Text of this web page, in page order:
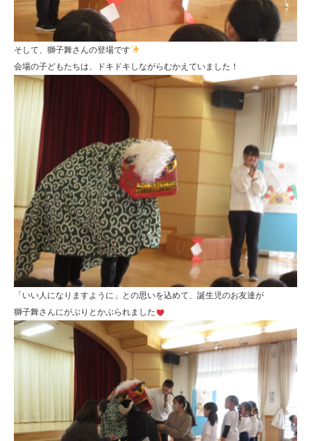
も
園
ひ
ら
り
す
そして、獅子舞さんの登場です
会場の子どもたちは、ドキドキしながらむかえていました！
「いい人になりますように」との思いを込めて、誕生児のお友達が
獅子舞さんにがぶりとかぶられました